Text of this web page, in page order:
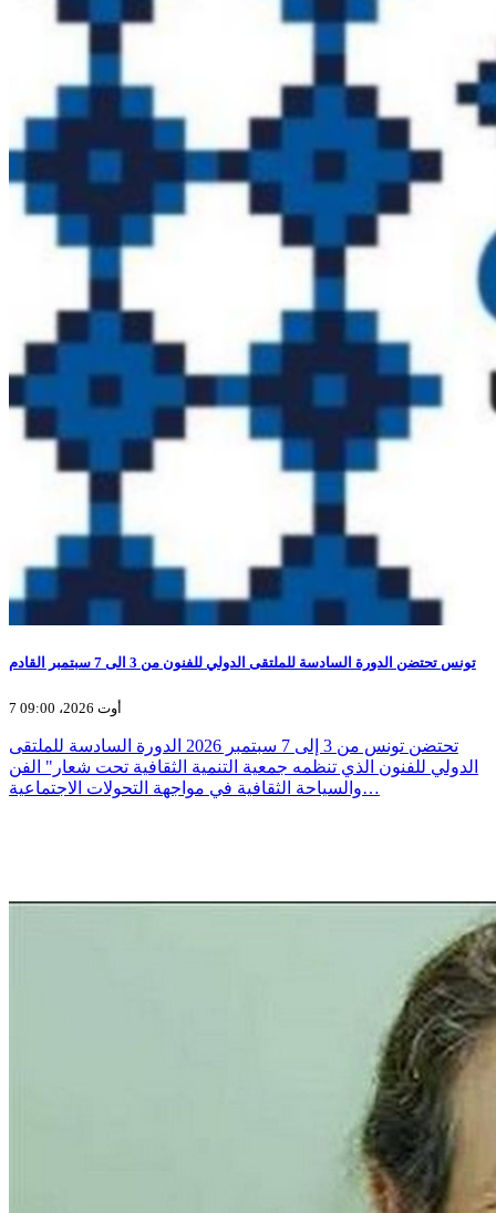
تونس تحتضن الدورة السادسة للملتقى الدولي للفنون من 3 الى 7 سبتمبر القادم
7 أوت 2026، 09:00
تحتضن تونس من 3 إلى 7 سبتمبر 2026 الدورة السادسة للملتقى
الدولي للفنون الذي تنظمه جمعية التنمية الثقافية تحت شعار" الفن
والسياحة الثقافية في مواجهة التحولات الاجتماعية…